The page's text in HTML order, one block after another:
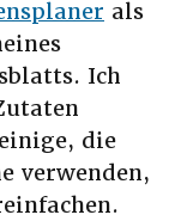
als
Ich
die
verwenden,